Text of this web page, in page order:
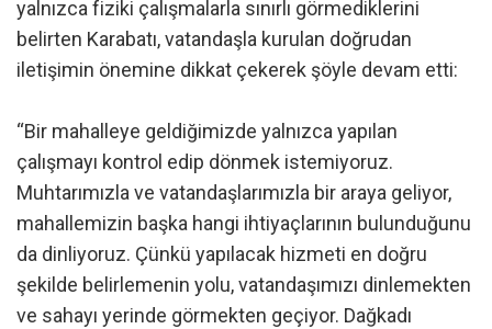
yalnızca fiziki çalışmalarla sınırlı görmediklerini
belirten Karabatı, vatandaşla kurulan doğrudan
iletişimin önemine dikkat çekerek şöyle devam etti:
“Bir mahalleye geldiğimizde yalnızca yapılan
çalışmayı kontrol edip dönmek istemiyoruz.
Muhtarımızla ve vatandaşlarımızla bir araya geliyor,
mahallemizin başka hangi ihtiyaçlarının bulunduğunu
da dinliyoruz. Çünkü yapılacak hizmeti en doğru
şekilde belirlemenin yolu, vatandaşımızı dinlemekten
ve sahayı yerinde görmekten geçiyor. Dağkadı